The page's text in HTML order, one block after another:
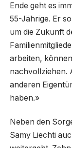
Ende geht es
55-Jährige. Er
um die Zukunft
arbeiten,
nachvollziehen.
anderen
haben.»
Neben den
Samy Liechti